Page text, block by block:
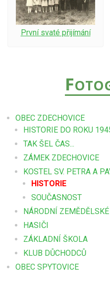
První svaté přijímání
F
OBEC ZDECHOVICE
HISTORIE DO ROKU
TAK ŠEL ČAS...
ZÁMEK ZDECHOVICE
KOSTEL SV. PETRA A
HISTORIE
SOUČASNOST
NÁRODNÍ
HASIČI
ZÁKLADNÍ ŠKOLA
KLUB DŮCHODCŮ
OBEC SPYTOVICE